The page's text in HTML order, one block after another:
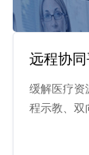
远程协同
缓解医疗资
程示教、双